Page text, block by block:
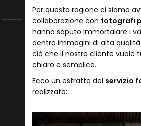
Per questa ragione ci siamo
collaborazione con fotografi
hanno saputo immortalare i
dentro immagini di alta
ciò che il nostro cliente vuole
chiaro e semplice.
Ecco un estratto del servizio
realizzato: